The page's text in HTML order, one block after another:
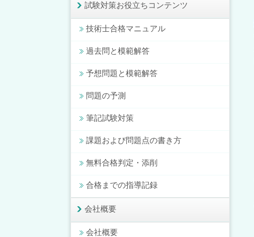
試験対策お役立ちコンテンツ
技術士合格マニュアル
過去問と模範解答
予想問題と模範解答
問題の予測
筆記試験対策
課題および問題点の書き方
無料合格判定・添削
合格までの指導記録
会社概要
会社概要